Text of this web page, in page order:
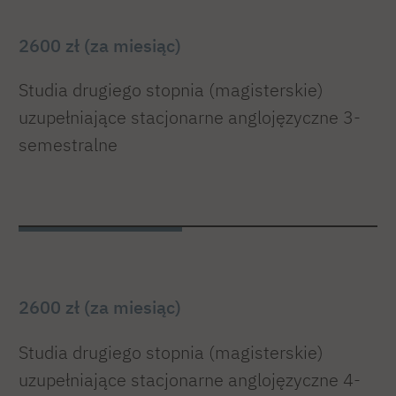
2600 zł (za miesiąc)
Studia drugiego stopnia (magisterskie)
uzupełniające stacjonarne anglojęzyczne 3-
semestralne
2600 zł (za miesiąc)
Studia drugiego stopnia (magisterskie)
uzupełniające stacjonarne anglojęzyczne 4-